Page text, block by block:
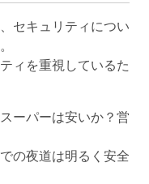
セキュリティについ
ィを重視しているた
ーパーは安いか？営
の夜道は明るく安全